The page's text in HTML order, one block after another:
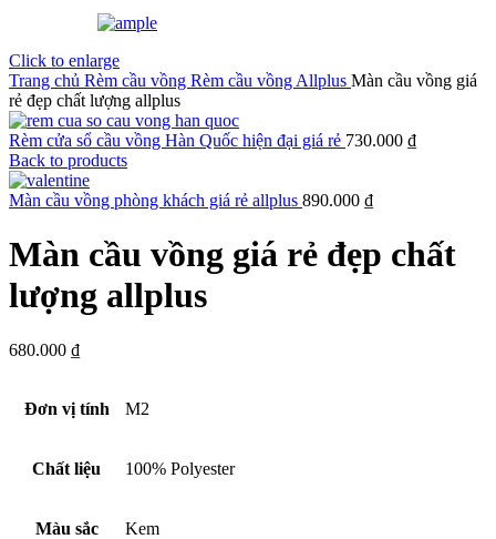
Click to enlarge
Trang chủ Rèm cầu vồng Rèm cầu vồng Allplus Màn cầu vồng giá
rẻ đẹp chất lượng allplus
Rèm cửa sổ cầu vồng Hàn Quốc hiện đại giá rẻ 730.000 ₫
Back to products
Màn cầu vồng phòng khách giá rẻ allplus 890.000 ₫
Màn cầu vồng giá rẻ đẹp chất
lượng allplus
680.000 ₫
Đơn vị tính M2
Chất liệu 100% Polyester
Màu sắc Kem